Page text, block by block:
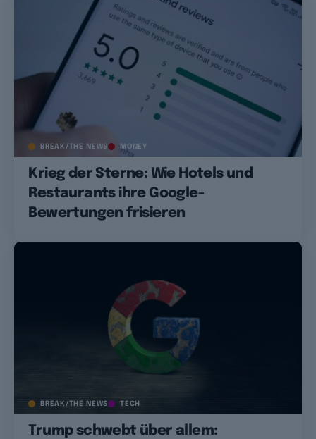
BREAK/THE NEWS MONEY
Krieg der Sterne: Wie Hotels und
Restaurants ihre Google-
Bewertungen frisieren
BREAK/THE NEWS TECH
Trump schwebt über allem: